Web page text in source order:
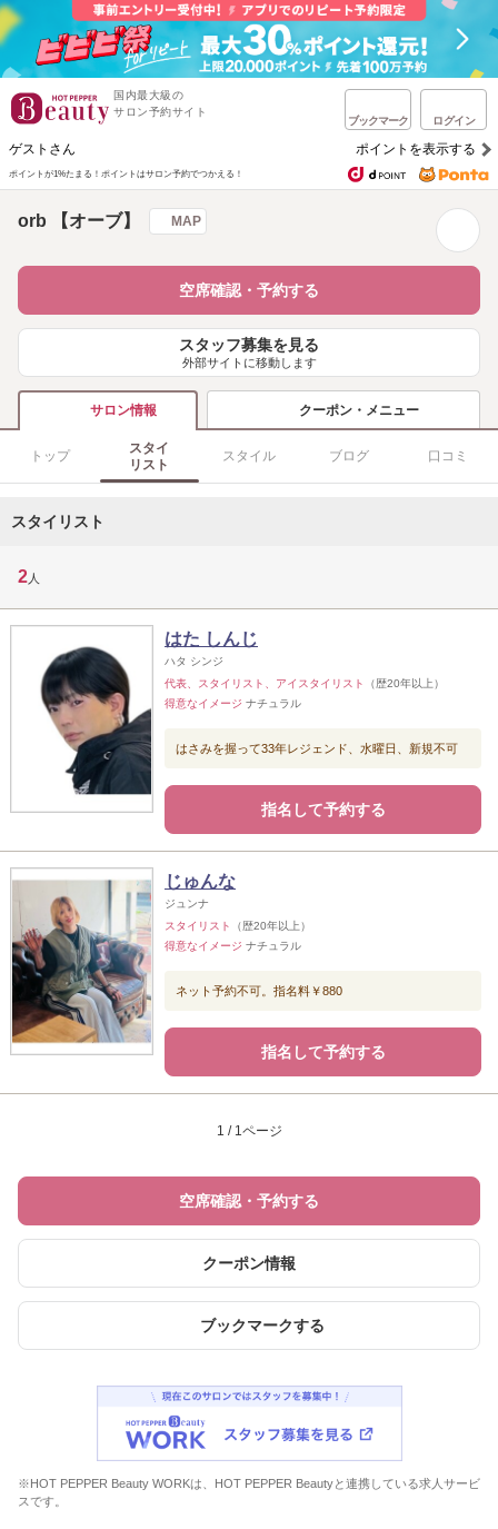
国内最大級の
サロン予約サイト
ブックマーク ログイン
ゲストさん ポイントを表示する
ポイントが1%たまる！ ポイントはサロン予約でつかえる！
orb 【オーブ】 MAP
空席確認・予約する
スタッフ募集を見る
外部サイトに移動します
サロン情報 クーポン・メニュー
トップ
スタイ
リスト
スタイル ブログ 口コミ
スタイリスト
2 人
はた しんじ
ハタ シンジ
代表、スタイリスト、アイスタイリスト
（歴20年以上）
得意なイメージ ナチュラル
はさみを握って33年レジェンド、水曜日、新規不可
指名して予約する
じゅんな
ジュンナ
スタイリスト
（歴20年以上）
得意なイメージ ナチュラル
ネット予約不可。指名料￥880
指名して予約する
1 / 1ページ
空席確認・予約する
クーポン情報
ブックマークする
※HOT PEPPER Beauty WORKは、HOT PEPPER Beautyと連携している求人サービ
スです。